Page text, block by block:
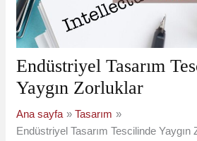
Endüstriyel Tasarım
Yaygın Zorluklar
Ana sayfa
Tasarım
Endüstriyel Tasarım Tescilinde Yaygın